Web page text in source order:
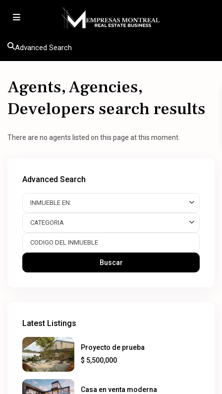
Advanced Search
Agents, Agencies,
Developers search results
There are no agents listed on this page at this moment.
Advanced Search
INMUEBLE EN:
CATEGORIA
Buscar
Latest Listings
Proyecto de prueba
$ 5,500,000
Casa en venta moderna